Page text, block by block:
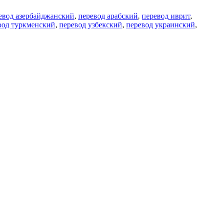
азербайджанский, перевод арабский, перевод иврит,
туркменский, перевод узбекский, перевод украинский,